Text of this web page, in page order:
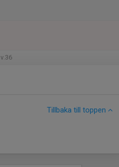
v.36
Tillbaka till toppen